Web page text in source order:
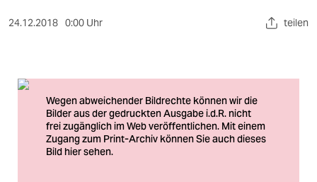
gesellschaft
sport
24.12.2018 0:00 Uhr teilen